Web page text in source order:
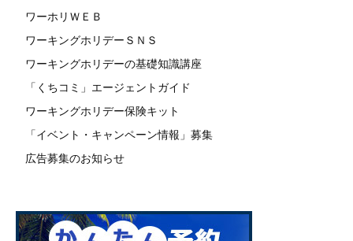
ワーホリＷＥＢ
ワーキングホリデーＳＮＳ
ワーキングホリデーの基礎知識講座
「くちコミ」エージェントガイド
ワーキングホリデー保険キット
「イベント・キャンペーン情報」募集
広告募集のお知らせ